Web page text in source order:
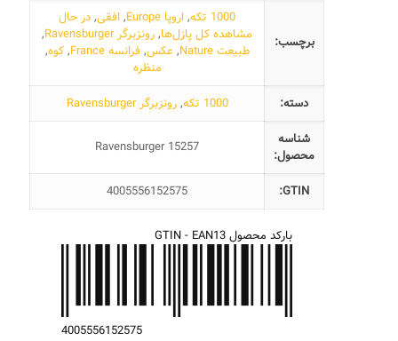
برچسب:
1000 تکه ,اروپا Europe ,افقی,در حال
مشاهده کل پازل‌ها,رونزبرگر Ravensburger
,
طبیعت Nature
, عکس, فرانسه France ,کوه,
منظره
دسته:
1000 تکه ,رونزبرگر Ravensburger
شناسه
محصول:
Ravensburger 15257
GTIN:
4005556152575
بارکد محصول GTIN - EAN13
4005556152575